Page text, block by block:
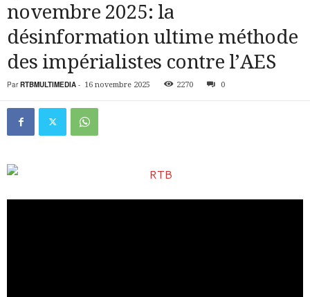
novembre 2025: la
désinformation ultime méthode
des impérialistes contre l’AES
Par RTBMULTIMEDIA - 16 novembre 2025 2270 0